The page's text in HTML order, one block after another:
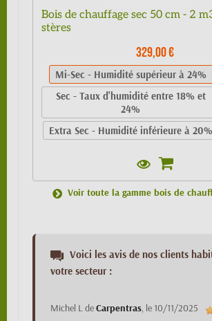
Bois de chauffage sec 50 cm - 2
stères
329,00 €
Mi-Sec - Humidité supérieur à 24%
Sec - Taux d'humidité entre 18% et
24%
Extra Sec - Humidité inférieure à 20%
Voir toute la gamme bois de
Voici les avis de nos clients
votre secteur :
Michel LdeCarpentras, le 10/11/2025